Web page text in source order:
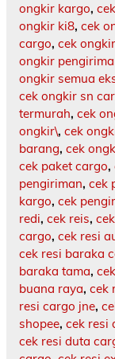
ongkir kargo,
ongkir ki8, cek
cargo, cek
ongkir
ongkir semua
cek ongkir sn
termurah, cek
ongkir\, cek
barang, cek
cek paket cargo,
pengiriman, cek
kargo, cek
redi, cek reis,
cargo, cek resi
cek resi baraka
baraka tama,
buana raya, cek
resi cargo jne,
shopee, cek resi
cek resi duta